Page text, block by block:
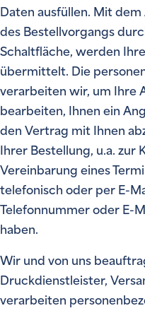
Daten ausfüllen. Mit
des Bestellvorgangs
Schaltfläche, werden
übermittelt. Die
verarbeiten wir, um Ihre
bearbeiten, Ihnen ein
den Vertrag mit Ihnen
Ihrer Bestellung, u.a. zur
Vereinbarung eines
telefonisch oder per E-
Telefonnummer oder E-
haben.
Wir und von uns
Druckdienstleister,
verarbeiten